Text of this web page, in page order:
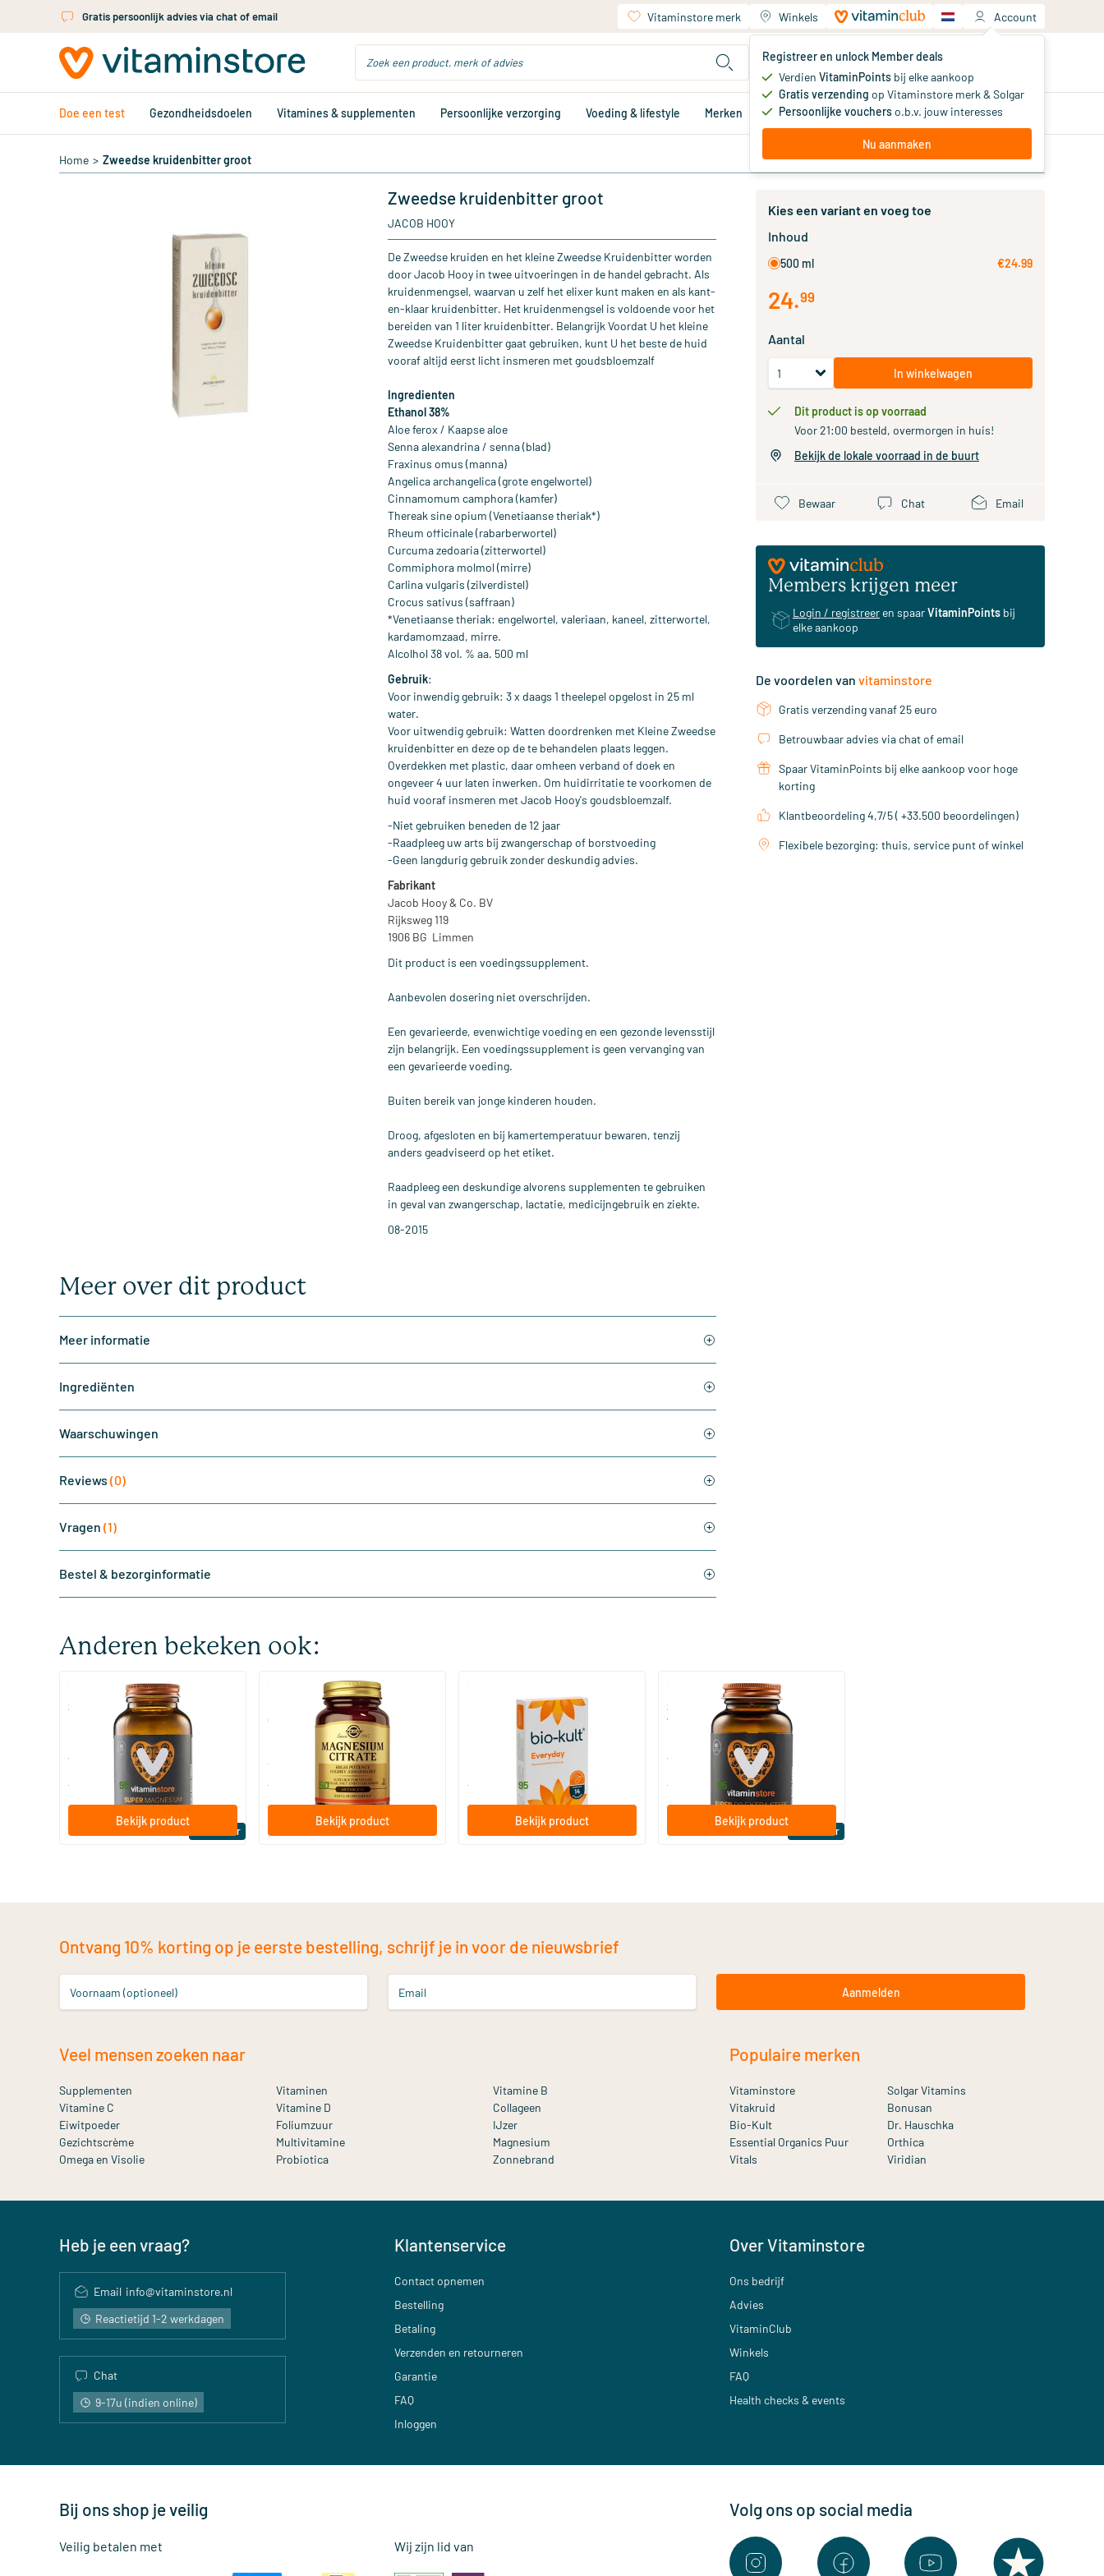
Ga naar de hoofdinhoudGratis persoonlijk advies via chat of email Vitaminstore merk Winkels Account
Registreer en unlock Member deals
Verdien VitaminPoints bij elke aankoop
Gratis verzending op Vitaminstore merk & Solgar
Persoonlijke voucherso.b.v. jouw interesses
Nu aanmaken
Jouw winkelwagen
Je hebt nog geen producten
Doe een test Gezondheidsdoelen Vitamines & supplementen Persoonlijke verzorging Voeding & lifestyle Merken Aanbiedingen Memberdeals
Home > Zweedse kruidenbitter groot
Zweedse kruidenbitter groot
JACOB HOOY
De Zweedse kruiden en het kleine Zweedse Kruidenbitter worden
door Jacob Hooy in twee uitvoeringen in de handel gebracht. Als
kruidenmengsel, waarvan u zelf het elixer kunt maken en als kant-
en-klaar kruidenbitter. Het kruidenmengsel is voldoende voor het
bereiden van 1 liter kruidenbitter. Belangrijk Voordat U het kleine
Zweedse Kruidenbitter gaat gebruiken, kunt U het beste de huid
vooraf altijd eerst licht insmeren met goudsbloemzalf
Ingredienten
Ethanol 38%
Aloe ferox / Kaapse aloe
Senna alexandrina / senna (blad)
Fraxinus omus (manna)
Angelica archangelica (grote engelwortel)
Cinnamomum camphora (kamfer)
Thereak sine opium (Venetiaanse theriak*)
Rheum officinale (rabarberwortel)
Curcuma zedoaria (zitterwortel)
Commiphora molmol (mirre)
Carlina vulgaris (zilverdistel)
Crocus sativus (saffraan)
*Venetiaanse theriak: engelwortel, valeriaan, kaneel, zitterwortel,
kardamomzaad, mirre.
Alcolhol 38 vol. % aa. 500 ml
Gebruik:
Voor inwendig gebruik: 3 x daags 1 theelepel opgelost in 25 ml
water.
Voor uitwendig gebruik: Watten doordrenken met Kleine Zweedse
kruidenbitter en deze op de te behandelen plaats leggen.
Overdekken met plastic, daar omheen verband of doek en
ongeveer 4 uur laten inwerken. Om huidirritatie te voorkomen de
huid vooraf insmeren met Jacob Hooy's goudsbloemzalf.
-Niet gebruiken beneden de 12 jaar
-Raadpleeg uw arts bij zwangerschap of borstvoeding
-Geen langdurig gebruik zonder deskundig advies.
Fabrikant
Jacob Hooy & Co. BV
Rijksweg 119
1906 BG Limmen
Dit product is een voedingssupplement.
Aanbevolen dosering niet overschrijden.
Een gevarieerde, evenwichtige voeding en een gezonde levensstijl
zijn belangrijk. Een voedingssupplement is geen vervanging van
een gevarieerde voeding.
Buiten bereik van jonge kinderen houden.
Droog, afgesloten en bij kamertemperatuur bewaren, tenzij
anders geadviseerd op het etiket.
Raadpleeg een deskundige alvorens supplementen te gebruiken
in geval van zwangerschap, lactatie, medicijngebruik en ziekte.
08-2015
Meer over dit product
Meer informatie
Ingrediënten
Waarschuwingen
Reviews (0)
Vragen (1)
Bestel & bezorginformatie
Kies een variant en voeg toe
Inhoud
500 ml €24.99
24.99
Aantal
In winkelwagen
Dit product is op voorraad
Voor 21:00 besteld, overmorgen in huis!
Bekijk de lokale voorraad in de buurt
Bewaar Chat Email
Members krijgen meer
Login / registreer en spaarVitaminPoints bij
elke aankoop
De voordelen van vitaminstore
Gratis verzending vanaf 25 euro
Betrouwbaar advies via chat of email
Spaar VitaminPoints bij elke aankoop voor hoge
korting
Klantbeoordeling 4,7/5 ( +33.500 beoordelingen)
Flexibele bezorging: thuis, service punt of winkel
Anderen bekeken ook:
Bestseller
(510)
Super Magnesium
60/​120 tabletten
Vitaminstore
vanaf 95
Bekijk product
(287)
Magnesium Citrate (Magnesium
Citraat)
60/​120 tabletten
Solgar Vitamins
vanaf 50
Bekijk product
Bio-Kult Probiotica
30/​60/​120 capsules
vanaf .95
Bekijk product
Bestseller
(158)
Super D3 Extra Sterk 75 mcg
vitamine D
60/​120 softgels
Vitaminstore
vanaf 95
Bekijk product
Ontvang 10% korting op je eerste bestelling, schrijf je in voor de nieuwsbrief
Voornaam (optioneel) Email Aanmelden
Veel mensen zoeken naar
Supplementen Vitaminen
Vitamine B
Vitamine C
Vitamine D
Collageen
Eiwitpoeder
Foliumzuur
IJzer
Gezichtscrème
Multivitamine
Magnesium
Omega en Visolie
Probiotica Zonnebrand
Populaire merken
Vitaminstore
Solgar Vitamins
Vitakruid
Bonusan
Bio-Kult
Dr. Hauschka
Essential Organics Puur
Orthica
Vitals
Viridian
Heb je een vraag?
Email info@vitaminstore.nl
Reactietijd 1-2 werkdagen
Chat
9-17u (indien online)
Klantenservice
Contact opnemen
Bestelling
Betaling
Verzenden en retourneren
Garantie
FAQ
Inloggen
Over Vitaminstore
Ons bedrijf
Advies
VitaminClub
Winkels
FAQ
Health checks & events
Bij ons shop je veilig
Veilig betalen met Wij zijn lid van
Volg ons op social media